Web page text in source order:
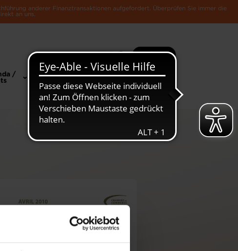
anderer Finanztransaktionen aufgefordert. Überprüfen Sie immer die
an uns.
Suche Mehr
/
News &
Die Luxemburger